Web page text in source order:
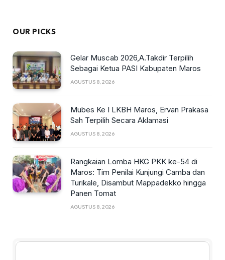
OUR PICKS
Gelar Muscab 2026,A.Takdir Terpilih
Sebagai Ketua PASI Kabupaten Maros
AGUSTUS 8, 2026
Mubes Ke I LKBH Maros, Ervan Prakasa
Sah Terpilih Secara Aklamasi
AGUSTUS 8, 2026
Rangkaian Lomba HKG PKK ke-54 di
Maros: Tim Penilai Kunjungi Camba dan
Turikale, Disambut Mappadekko hingga
Panen Tomat
AGUSTUS 8, 2026